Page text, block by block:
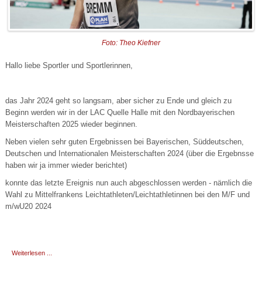
Foto: Theo Kiefner
Hallo liebe Sportler und Sportlerinnen,
das Jahr 2024 geht so langsam, aber sicher zu Ende und gleich zu
Beginn werden wir in der LAC Quelle Halle mit den Nordbayerischen
Meisterschaften 2025 wieder beginnen.
Neben vielen sehr guten Ergebnissen bei Bayerischen, Süddeutschen,
Deutschen und Internationalen Meisterschaften 2024 (über die Ergebnsse
haben wir ja immer wieder berichtet)
konnte das letzte Ereignis nun auch abgeschlossen werden - nämlich die
Wahl zu Mittelfrankens Leichtathleten/Leichtathletinnen bei den M/F und
m/wU20 2024
Weiterlesen ...